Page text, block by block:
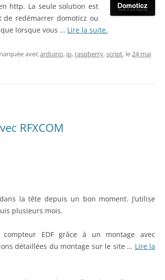
http. La seule solution est
redémarrer domoticz ou
lorsque vous … Lire la suite.
avecarduino, ip, raspberry,script, le24 mai
RFXCOM
la tête depuis un bon moment. J’utilise
plusieurs mois.
EDF grâce à un montage avec
détaillées du montage sur le site … Lire la